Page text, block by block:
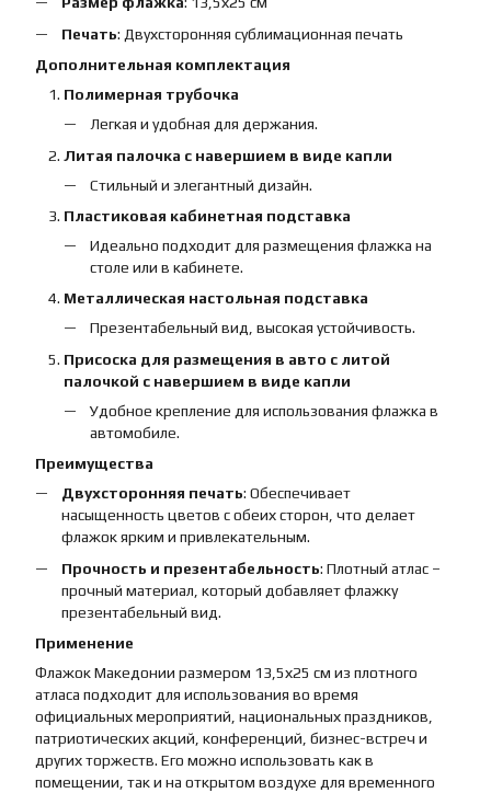
Печать: Двухсторонняя сублимационная печать
Дополнительная комплектация
Полимерная трубочка
Легкая и удобная для держания.
Литая палочка с навершием в виде капли
Стильный и элегантный дизайн.
Пластиковая кабинетная подставка
Идеально подходит для размещения флажка на
столе или в кабинете.
Металлическая настольная подставка
Презентабельный вид, высокая устойчивость.
Присоска для размещения в авто с литой
палочкой с навершием в виде капли
Удобное крепление для использования флажка в
автомобиле.
Преимущества
Двухсторонняя печать: Обеспечивает
насыщенность цветов с обеих сторон, что делает
флажок ярким и привлекательным.
Прочность и презентабельность: Плотный атлас –
прочный материал, который добавляет флажку
презентабельный вид.
Применение
Флажок Македонии размером 13,5х25 см из плотного
атласа подходит для использования во время
официальных мероприятий, национальных праздников,
патриотических акций, конференций, бизнес-встреч и
других торжеств. Его можно использовать как в
помещении, так и на открытом воздухе для временного